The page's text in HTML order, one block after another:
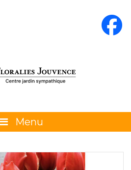
Menu
La boutique